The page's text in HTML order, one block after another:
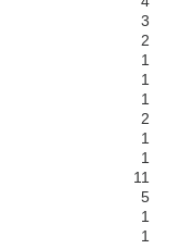
3
2
1
1
1
2
1
1
11
5
1
1